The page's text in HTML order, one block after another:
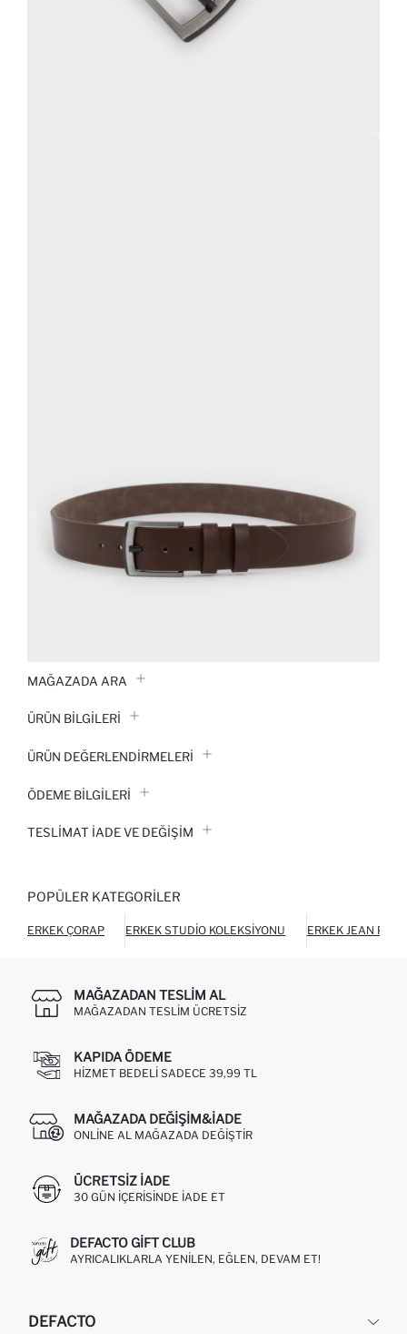
MAĞAZADA ARA
ÜRÜN BILGILERI
ÜRÜN DEĞERLENDİRMELERİ
ÖDEME BİLGİLERİ
TESLIMAT İADE VE DEĞIŞIM
POPÜLER KATEGORILER
ERKEK ÇORAP ERKEK STUDIO KOLEKSIYONU ERKEK JEAN
MAĞAZADAN TESLIM AL
MAĞAZADAN TESLIM ÜCRETSIZ
KAPIDA ÖDEME
HIZMET BEDELI SADECE 39,99 TL
MAĞAZADA DEĞIŞIM&İADE
ONLINE AL MAĞAZADA DEĞIŞTIR
ÜCRETSIZ IADE
30 GÜN IÇERISINDE IADE ET
DEFACTO GIFT CLUB
AYRICALIKLARLA YENILEN, EĞLEN, DEVAM ET!
DEFACTO